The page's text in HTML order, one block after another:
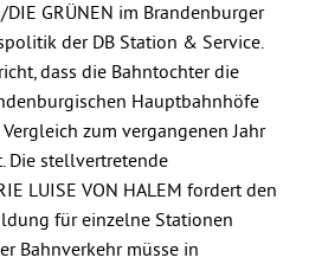
GRÜNEN im Brandenburger
der DB Station & Service.
dass die Bahntochter die
Hauptbahnhöfe
zum vergangenen Jahr
Die stellvertretende
LUISE VON HALEM fordert den
für einzelne Stationen
Bahnverkehr müsse in